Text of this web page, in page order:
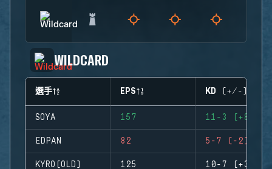
WILDCARD
選手 EPS KD (+/-)
SOYA 157 11-3 (+8)
EDPAN 82 5-7 (-2)
KYRO(OLD) 125 10-7 (+3)